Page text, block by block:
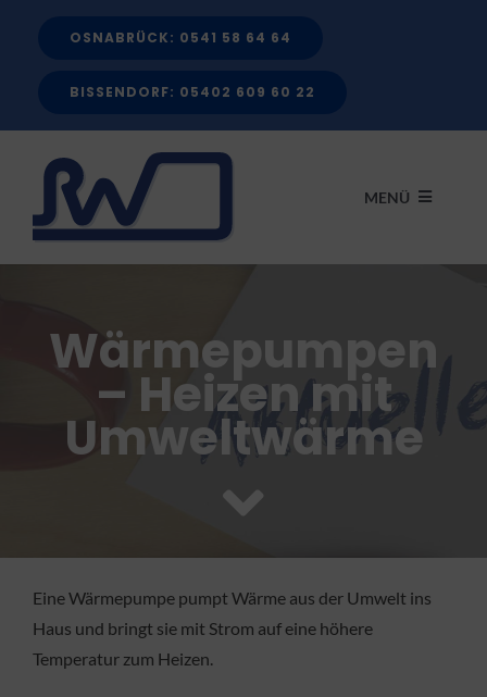
OSNABRÜCK: 0541 58 64 64
BISSENDORF: 05402 609 60 22
MENÜ
LEISTUNGEN
FÖRDERMITTEL
FACHBETRIEB
Wärmepumpen
– Heizen mit
Umweltwärme
Eine Wärmepumpe pumpt Wärme aus der Umwelt ins
Haus und bringt sie mit Strom auf eine höhere
Temperatur zum Heizen.